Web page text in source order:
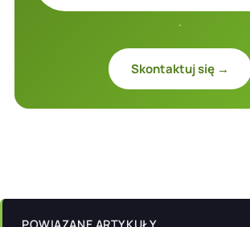
.
Skontaktuj się →